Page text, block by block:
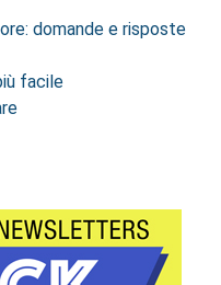
domande e risposte
facile